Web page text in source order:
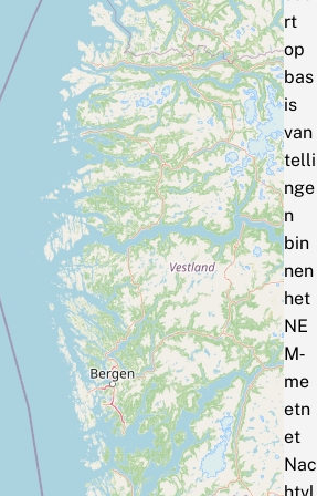
rt
op
bas
is
van
telli
nge
n
bin
nen
het
NE
M‑
me
etn
et
Nac